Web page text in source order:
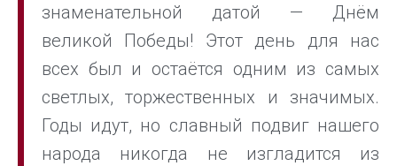
знаменательной датой — Днём
великой Победы! Этот день для нас
всех был и остаётся одним из самых
светлых, торжественных и значимых.
Годы идут, но славный подвиг нашего
народа никогда не изгладится из